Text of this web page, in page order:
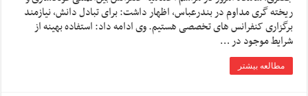
ریخته گری مداوم در بندرعباس، اظهار داشت: برای تبادل دانش، نیازمند
برگزاری کنفرانس های تخصصی هستیم. وی ادامه داد: استفاده بهینه از
شرایط موجود در …
مطالعه بیشتر